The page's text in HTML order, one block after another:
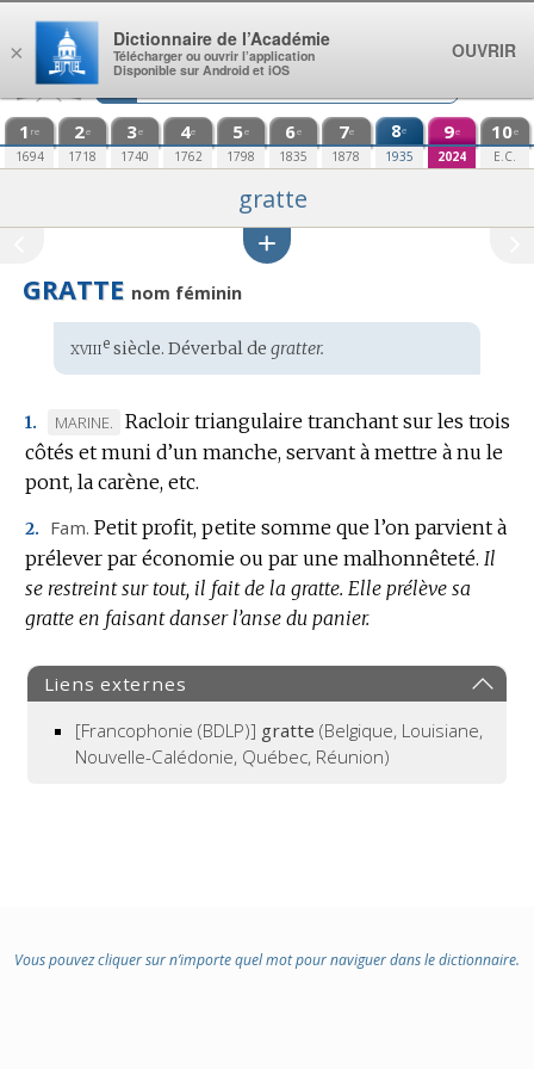
Aller au contenu
1 re
1694
2e
1718
3e
1740
4e
1762
5e
1798
6e
1835
7e
1878
8e
1935
9e
2024
10e
E.C.
gratte
GRATTE nom féminin
Étymologie
:
xviiiesiècle. Déverbal de gratter.
1.
MARQUE
DE
DOMAINE
MARINE.
Racloir triangulaire tranchant sur les trois
côtés et muni d’un manche, servant à mettre à nu le
pont, la carène, etc.
2. Fam. Petit profit, petite somme que l’on parvient à
prélever par économie ou par une malhonnêteté. Il
se restreint sur tout, il fait de la gratte. Elle prélève sa
gratte en faisant danser l’anse du panier.
Liens externes
[Francophonie (BDLP)] gratte (Belgique, Louisiane,
Nouvelle-Calédonie, Québec, Réunion)
Vous pouvez cliquer sur n’importe quel mot pour naviguer dans le dictionnaire.
×
Dictionnaire de l’Académie
Télécharger ou ouvrir l’application
Disponible sur Android et iOS
OUVRIR